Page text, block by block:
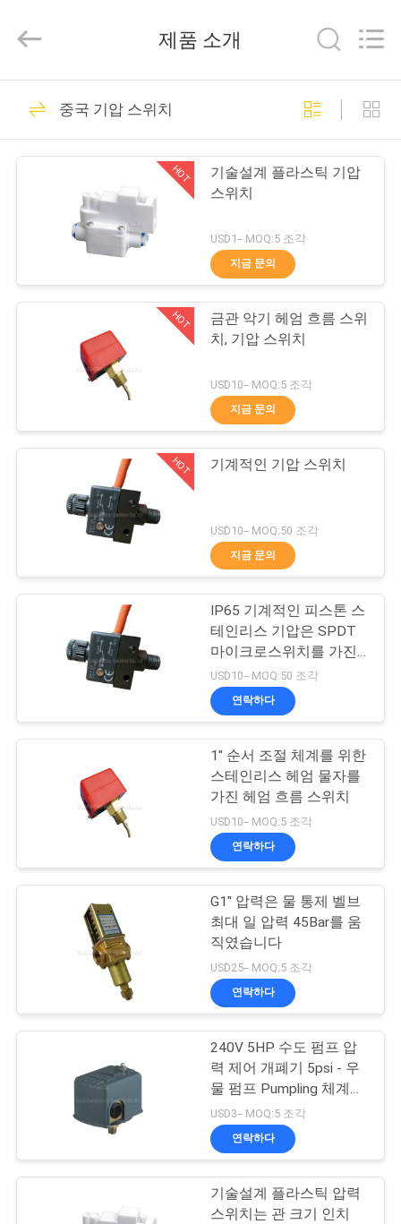
제
영
리
여
행
관
락
인
Copyright
AUTOMATIC
Rights
솔레노이드 작동 방
향 제어 벨브
32
2가지의 방법 압축
공기를 넣은 솔레노
이드 벨브
30
수동 방향 제어 벨브
산소 농축기 밸브
기계적인 통제 벨브
16
압축 공기를 넣은 순
서 조절 벨브
17
제품 소개
중국 기압 스위치
HOT
기술설계 플라스틱 기압
스위치
USD1-- MOQ:5 조각
지금 문의
HOT
금관 악기 헤엄 흐름 스위
치, 기압 스위치
USD10-- MOQ:5 조각
지금 문의
HOT 기계적인 기압 스위치
USD10-- MOQ:50 조각
지금 문의
IP65 기계적인 피스톤 스
테인리스 기압은 SPDT
마이크로스위치를 가진
개구부 1.0mm를 전환합
니다
USD10-- MOQ:50 조각
연락하다
1" 순서 조절 체계를 위한
스테인리스 헤엄 물자를
가진 헤엄 흐름 스위치
USD10-- MOQ:5 조각
연락하다
G1" 압력은 물 통제 벨브
최대 일 압력 45Bar를 움
직였습니다
USD25-- MOQ:5 조각
연락하다
240V 5HP 수도 펌프 압
력 제어 개폐기 5psi - 우
물 펌프 Pumpling 체계를
위한 150psi
USD3-- MOQ:5 조각
연락하다
기술설계 플라스틱 압력
스위치는 관 크기 인치